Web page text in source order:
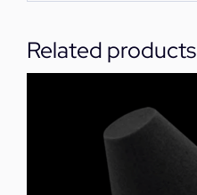
Related products